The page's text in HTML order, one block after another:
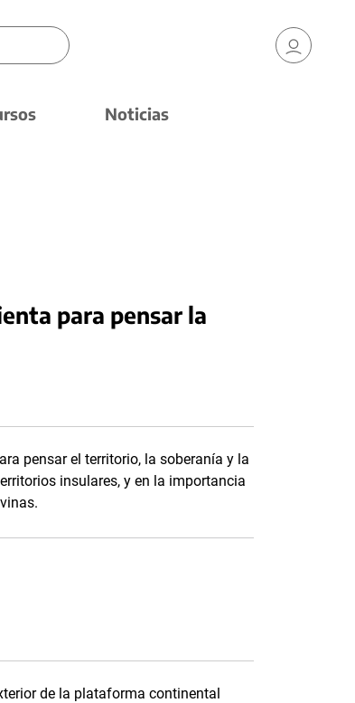
Noticias
para pensar la
pensar el territorio, la soberanía y la
insulares, y en la importancia
de la plataforma continental